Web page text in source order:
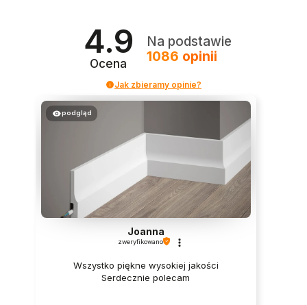
4.9
Ocena
Na podstawie
1086 opinii
Jak zbieramy opinie?
podgląd
Joanna
zweryfikowano
Wszystko piękne wysokiej jakości
Serdecznie polecam